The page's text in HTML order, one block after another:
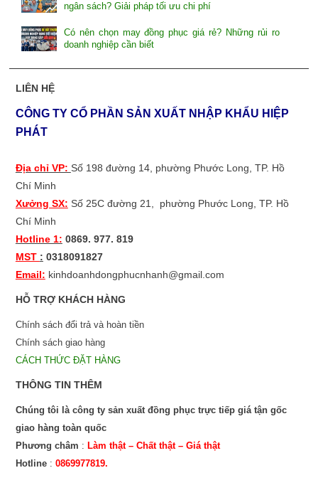
ngân sách? Giải pháp tối ưu chi phí
Có nên chọn may đồng phục giá rẻ? Những rủi ro
doanh nghiệp cần biết
LIÊN HỆ
CÔNG TY CỔ PHẦN SẢN XUẤT NHẬP KHẨU HIỆP
PHÁT
Địa chỉ VP: Số 198 đường 14, phường Phước Long, TP. Hồ
Chí Minh
Xưởng SX: Số 25C đường 21,
phường Phước Long, TP. Hồ
Chí Minh
Hotline 1: 0869. 977. 819
MST : 0318091827
Email: kinhdoanhdongphucnhanh@gmail.com
HỖ TRỢ KHÁCH HÀNG
Chính sách đổi trả và hoàn tiền
Chính sách giao hàng
CÁCH THỨC ĐẶT HÀNG
THÔNG TIN THÊM
Chúng tôi là công ty sản xuất đồng phục trực tiếp giá tận gốc
giao hàng toàn quốc
Phương châm : Làm thật – Chất thật – Giá thật
Hotline: 0869977819.